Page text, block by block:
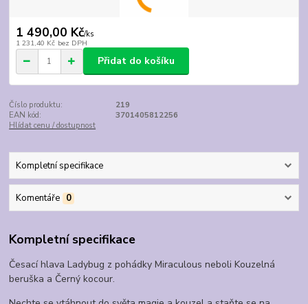
1 490,00 Kč/ks
1 231,40 Kč bez DPH
Přidat do košíku
Číslo produktu:
219
EAN kód:
3701405812256
Hlídat cenu / dostupnost
Kompletní specifikace
Komentáře 0
Kompletní specifikace
Česací hlava Ladybug z pohádky Miraculous neboli Kouzelná
beruška a Černý kocour.